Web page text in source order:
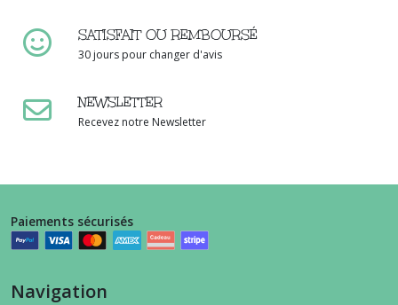
SATISFAIT OU REMBOURSÉ
30 jours pour changer d'avis
NEWSLETTER
Recevez notre Newsletter
Paiements sécurisés
Navigation